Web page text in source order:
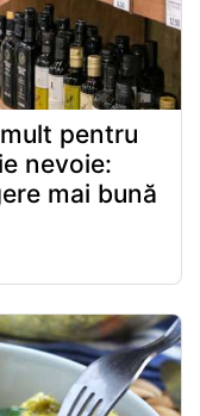
pentru
nevoie:
mai bună